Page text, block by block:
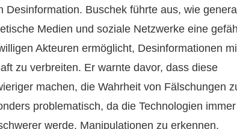
Desinformation. Buschek führte aus, wie
Medien und soziale Netzwerke eine
Akteuren ermöglicht, Desinformationen
zu verbreiten. Er warnte davor, dass diese
machen, die Wahrheit von Fälschungen
problematisch, da die Technologien
werde, Manipulationen zu erkennen.